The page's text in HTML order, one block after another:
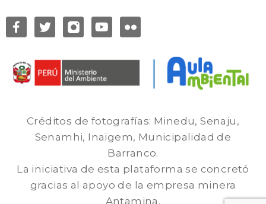
Créditos de fotografías: Minedu, Senaju,
Senamhi, Inaigem, Municipalidad de
Barranco.
La iniciativa de esta plataforma se concretó
gracias al apoyo de la empresa minera
Antamina.